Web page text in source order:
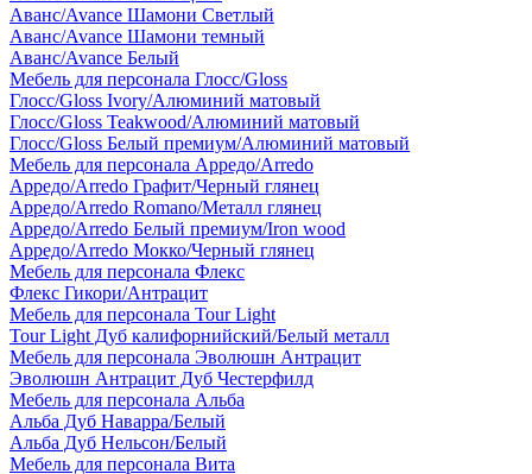
Аванс/Avance Шамони Светлый
Аванс/Avance Шамони темный
Аванс/Avance Белый
Мебель для персонала Глосс/Gloss
Глосс/Gloss Ivory/Алюминий матовый
Глосс/Gloss Teakwood/Алюминий матовый
Глосс/Gloss Белый премиум/Алюминий матовый
Мебель для персонала Арредо/Arredo
Арредо/Arredo Графит/Черный глянец
Арредо/Arredo Romano/Металл глянец
Арредо/Arredo Белый премиум/Iron wood
Арредо/Arredo Мокко/Черный глянец
Мебель для персонала Флекс
Флекс Гикори/Антрацит
Мебель для персонала Tour Light
Tour Light Дуб калифорнийский/Белый металл
Мебель для персонала Эволюшн Антрацит
Эволюшн Антрацит Дуб Честерфилд
Мебель для персонала Альба
Альба Дуб Наварра/Белый
Альба Дуб Нельсон/Белый
Мебель для персонала Вита